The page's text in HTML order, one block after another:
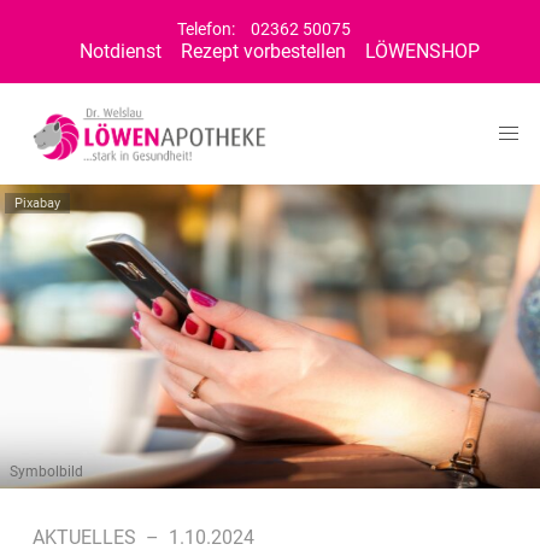
Telefon: 02362 50075
Notdienst Rezept vorbestellen LÖWENSHOP
Pixabay
Symbolbild
AKTUELLES – 1.10.2024